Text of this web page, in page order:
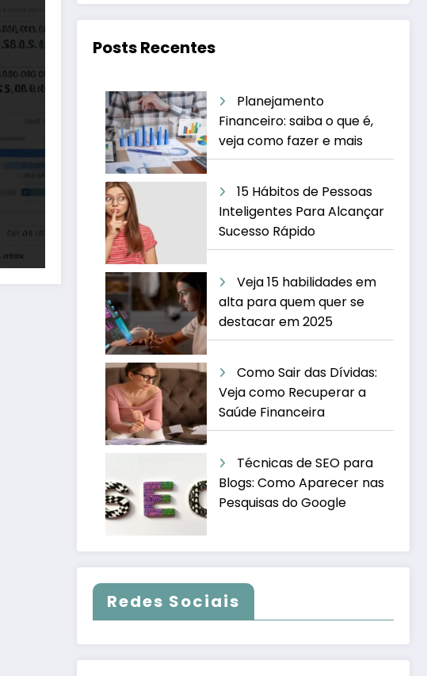
Posts Recentes
Planejamento
Financeiro: saiba o que é,
veja como fazer e mais
15 Hábitos de Pessoas
Inteligentes Para Alcançar
Sucesso Rápido
Veja 15 habilidades em
alta para quem quer se
destacar em 2025
Como Sair das Dívidas:
Veja como Recuperar a
Saúde Financeira
Técnicas de SEO para
Blogs: Como Aparecer nas
Pesquisas do Google
Redes Sociais